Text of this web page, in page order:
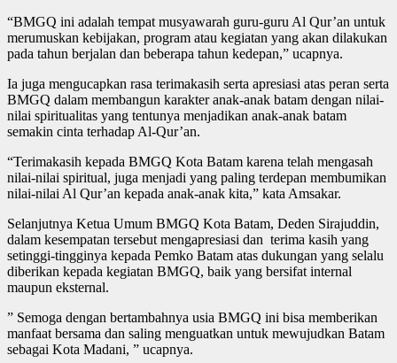
“BMGQ ini adalah tempat musyawarah guru-guru Al Qur’an untuk
merumuskan kebijakan, program atau kegiatan yang akan dilakukan
pada tahun berjalan dan beberapa tahun kedepan,” ucapnya.
Ia juga mengucapkan rasa terimakasih serta apresiasi atas peran serta
BMGQ dalam membangun karakter anak-anak batam dengan nilai-
nilai spiritualitas yang tentunya menjadikan anak-anak batam
semakin cinta terhadap Al-Qur’an.
“Terimakasih kepada BMGQ Kota Batam karena telah mengasah
nilai-nilai spiritual, juga menjadi yang paling terdepan membumikan
nilai-nilai Al Qur’an kepada anak-anak kita,” kata Amsakar.
Selanjutnya Ketua Umum BMGQ Kota Batam, Deden Sirajuddin,
dalam kesempatan tersebut mengapresiasi dan terima kasih yang
setinggi-tingginya kepada Pemko Batam atas dukungan yang selalu
diberikan kepada kegiatan BMGQ, baik yang bersifat internal
maupun eksternal.
” Semoga dengan bertambahnya usia BMGQ ini bisa memberikan
manfaat bersama dan saling menguatkan untuk mewujudkan Batam
sebagai Kota Madani, ” ucapnya.